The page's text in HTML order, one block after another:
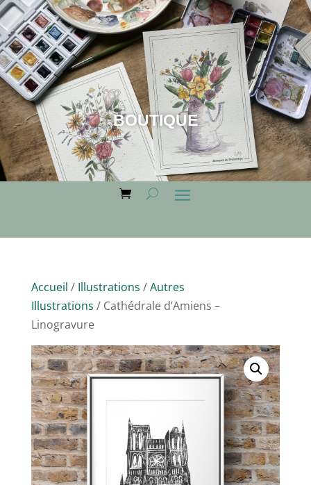
BOUTIQUE
Accueil / Illustrations /Autres
Illustrations / Cathédrale d’Amiens –
Linogravure